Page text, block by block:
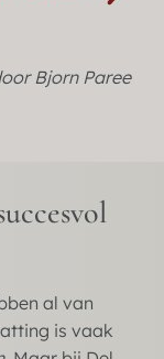
Bjorn Paree
al van
is vaak